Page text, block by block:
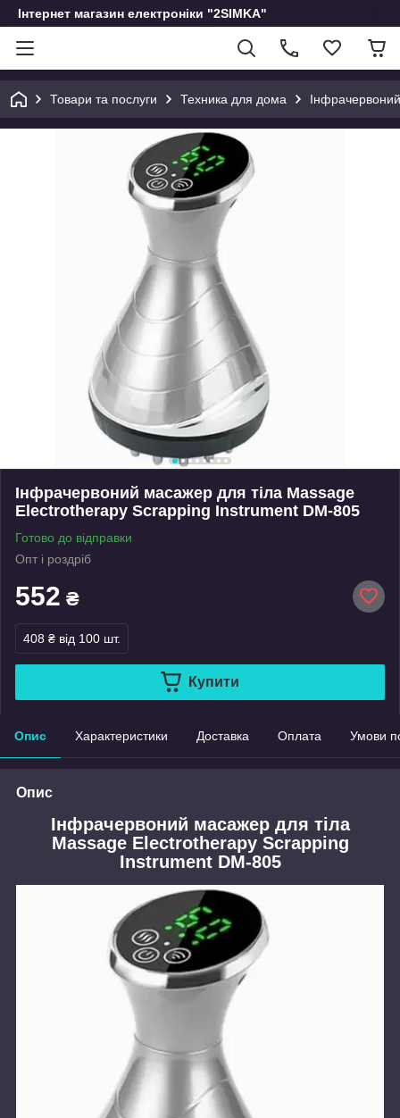
Інтернет магазин електроніки "2SIMKA"
Товари та послуги Техника для дома
Інфрачервоний масажер для тіла Massage
Electrotherapy Scrapping Instrument DM-805
Готово до відправки
Опт і роздріб
552 ₴
408 ₴ від 100 шт.
Купити
Опис Характеристики Доставка Оплата Умови
Опис
Інфрачервоний масажер для тіла
Massage Electrotherapy Scrapping
Instrument DM-805